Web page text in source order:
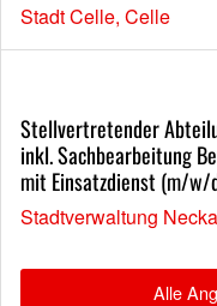
Stadt Celle, Celle
Stellvertretender
inkl. Sachbearbeitung
mit Einsatzdienst (m/w/
Stadtverwaltung
Alle